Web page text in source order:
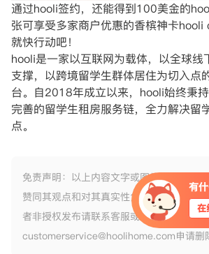
通过hooli签约，还能得到100美金的
张可享受多家商户优惠的香槟神卡
就快行动吧！
hooli是一家以互联网为载体，以全球线
支撑，以跨境留学生群体居住为切入点
台。自2018年成立以来，hooli始终秉
完善的留学生租房服务链，全力解决留
点。
免责声明：以上内容文字或图片转载自互联
赞同其观点和对其真实性负责，如果以上
者非授权发布请联系客服或发送邮件
customerservice@hoolihome.com申请删
有
在